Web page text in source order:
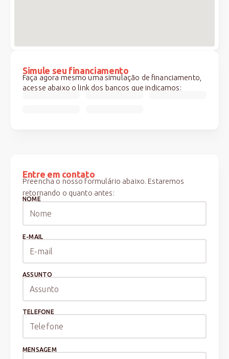
Simule seu financiamento
Faça agora mesmo uma simulação de financiamento,
acesse abaixo o link dos bancos que indicamos:
Entre em contato
Preencha o nosso formulário abaixo. Estaremos
retornando o quanto antes:
NOME
E-MAIL
ASSUNTO
TELEFONE
MENSAGEM